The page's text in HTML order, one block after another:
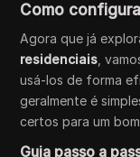
Como
Agora que já
residenciais ,
usá-los de forma
geralmente é
certos para um
Guia passo a